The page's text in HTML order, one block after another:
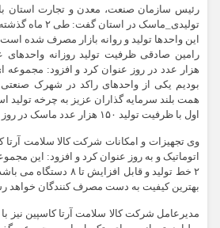
این واحدها تولید و روانه بازار مصرف شده
هزار عدد در روز عنوان کرد و افزود: مجموعه
همت بلند سرمایه گذاران عزیز به چرخه تولید
اول با ظرفیت تولید ۱۵۰ هزار عدد ماسک در روز فعالیت خواهد کرد.
وی تجهیزات و امکانات شرکت کالا سلامت آرتا
اتوماتیک و به روز عنوان کرد و افزود: این
۲ خط تولید و قابل
بهترین کیفیت به دست مصرف کنندگان خواهد